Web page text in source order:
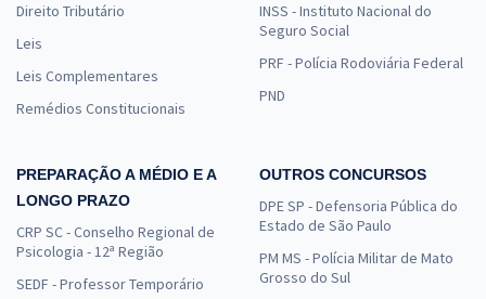
Direito Tributário
Leis
Leis Complementares
Remédios Constitucionais
INSS - Instituto Nacional do
Seguro Social
PRF - Polícia Rodoviária Federal
PND
PREPARAÇÃO A MÉDIO E A
LONGO PRAZO
CRP SC - Conselho Regional de
Psicologia - 12ª Região
SEDF - Professor Temporário
OUTROS CONCURSOS
DPE SP - Defensoria Pública do
Estado de São Paulo
PM MS - Polícia Militar de Mato
Grosso do Sul